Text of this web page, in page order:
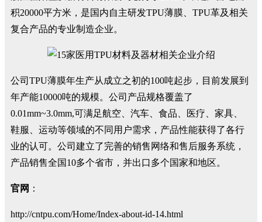
积20000平方米，是国内自主研发TPU薄膜、TPU革及相关
复合产品的专业制造企业。
公司TPU薄膜年生产从成立之初的100吨起步，目前发展到
年产能10000吨的规模。公司产品规格覆盖了
0.01mm~3.0mm,可满足航空、汽车、食品、医疗、家具、
鞋服、运动等领域的不同用户需求，产品性能获得了各行
业的认可。公司建立了完善的销售网络和售后服务系统，
产品销售全国10多个省市，并出口多个国家和地区。
官网 ：
http://cntpu.com/Home/Index-about-id-14.html